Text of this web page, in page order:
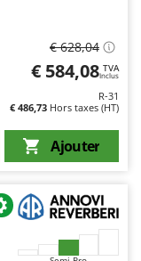
€ 628,04
€ 584,08 TVA
Inclus
R-31
€ 486,73 Hors taxes (HT)
Ajouter